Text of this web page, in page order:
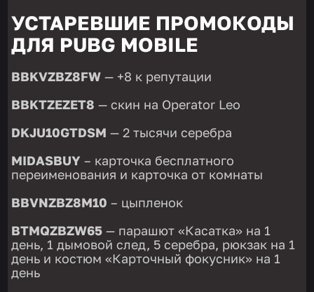
УСТАРЕВШИЕ ПРОМОКОДЫ
ДЛЯ PUBG MOBILE
BBKVZBZ8FW — +8 к репутации
BBKTZEZET8 — скин на Operator Leo
DKJU10GTDSM — 2 тысячи серебра
MIDASBUY – карточка бесплатного
переименования и карточка от комнаты
BBVNZBZ8M10 – цыпленок
BTMQZBZW65 — парашют «Касатка» на 1
день, 1 дымовой след, 5 серебра, рюкзак на 1
день и костюм «Карточный фокусник» на 1
день